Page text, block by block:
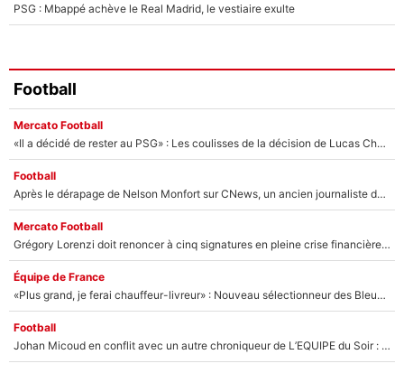
PSG : Mbappé achève le Real Madrid, le vestiaire exulte
Football
Mercato Football
«Il a décidé de rester au PSG» : Les coulisses de la décision de Lucas Chevalier pour son transfert
Football
Après le dérapage de Nelson Monfort sur CNews, un ancien journaliste de France Télévisions relance la polémique sur les incendies en Gironde
Mercato Football
Grégory Lorenzi doit renoncer à cinq signatures en pleine crise financière : L’IA propose sept noms à l’OM pour un mercato réussi... à seulement 5M€ !
Équipe de France
«Plus grand, je ferai chauffeur-livreur» : Nouveau sélectionneur des Bleus, Zinédine Zidane s’était imaginé un avenir très différent lorsqu'il était enfant
Football
Johan Micoud en conflit avec un autre chroniqueur de L’EQUIPE du Soir : «Pendant un moment, je ne les ai pas remis ensemble dans l'émission»